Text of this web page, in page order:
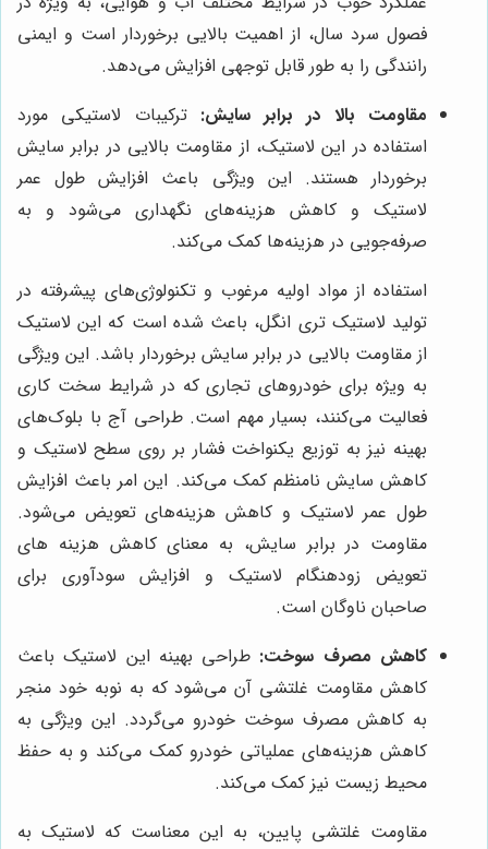
فصول سرد سال، از اهمیت بالایی برخوردار است و ایمنی
رانندگی را به طور قابل توجهی افزایش می‌دهد.
مقاومت بالا در برابر سایش: ترکیبات لاستیکی مورد
استفاده در این لاستیک، از مقاومت بالایی در برابر سایش
برخوردار هستند. این ویژگی باعث افزایش طول عمر
لاستیک و کاهش هزینه‌های نگهداری می‌شود و به
صرفه‌جویی در هزینه‌ها کمک می‌کند.
استفاده از مواد اولیه مرغوب و تکنولوژی‌های پیشرفته در
تولید لاستیک تری انگل، باعث شده است که این لاستیک
از مقاومت بالایی در برابر سایش برخوردار باشد. این ویژگی
به ویژه برای خودروهای تجاری که در شرایط سخت کاری
فعالیت می‌کنند، بسیار مهم است. طراحی آج با بلوک‌های
بهینه نیز به توزیع یکنواخت فشار بر روی سطح لاستیک و
کاهش سایش نامنظم کمک می‌کند. این امر باعث افزایش
طول عمر لاستیک و کاهش هزینه‌های تعویض می‌شود.
مقاومت در برابر سایش، به معنای کاهش هزینه های
تعویض زودهنگام لاستیک و افزایش سودآوری برای
صاحبان ناوگان است.
کاهش مصرف سوخت: طراحی بهینه این لاستیک باعث
کاهش مقاومت غلتشی آن می‌شود که به نوبه خود منجر
به کاهش مصرف سوخت خودرو می‌گردد. این ویژگی به
کاهش هزینه‌های عملیاتی خودرو کمک می‌کند و به حفظ
محیط زیست نیز کمک می‌کند.
مقاومت غلتشی پایین، به این معناست که لاستیک به